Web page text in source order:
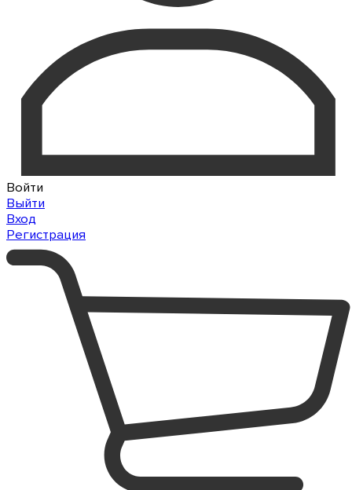
Войти
Выйти
Вход
Регистрация